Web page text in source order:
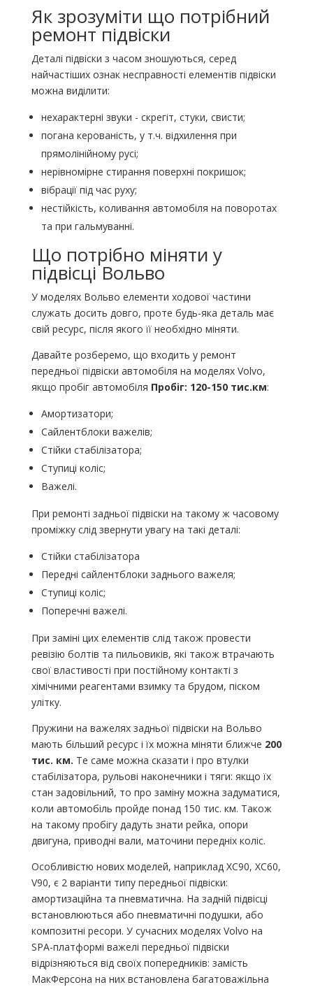
Як зрозуміти що потрібний
ремонт підвіски
Деталі підвіски з часом зношуються, серед
найчастіших ознак несправності елементів підвіски
можна виділити:
нехарактерні звуки - скрегіт, стуки, свисти;
погана керованість, у т.ч. відхилення при
прямолінійному русі;
нерівномірне стирання поверхні покришок;
вібрації під час руху;
нестійкість, коливання автомобіля на поворотах
та при гальмуванні.
Що потрібно міняти у
підвісці Вольво
У моделях Вольво елементи ходової частини
служать досить довго, проте будь-яка деталь має
свій ресурс, після якого її необхідно міняти.
Давайте розберемо, що входить у ремонт
передньої підвіски автомобіля на моделях Volvo,
якщо пробіг автомобіля Пробіг: 120-150 тис.км:
Амортизатори;
Сайлентблоки важелів;
Стійки стабілізатора;
Ступиці коліс;
Важелі.
При ремонті задньої підвіски на такому ж часовому
проміжку слід звернути увагу на такі деталі:
Стійки стабілізатора
Передні сайлентблоки заднього важеля;
Ступиці коліс;
Поперечні важелі.
При заміні цих елементів слід також провести
ревізію болтів та пильовиків, які також втрачають
свої властивості при постійному контакті з
хімічними реагентами взимку та брудом, піском
улітку.
Пружини на важелях задньої підвіски на Вольво
мають більший ресурс і їх можна міняти ближче 200
тис. км. Те саме можна сказати і про втулки
стабілізатора, рульові наконечники і тяги: якщо їх
стан задовільний, то про заміну можна задуматися,
коли автомобіль пройде понад 150 тис. км. Також
на такому пробігу дадуть знати рейка, опори
двигуна, приводні вали, маточини передніх коліс.
Особливістю нових моделей, наприклад XC90, XC60,
V90, є 2 варіанти типу передньої підвіски:
амортизаційна та пневматична. На задній підвісці
встановлюються або пневматичні подушки, або
композитні ресори. У сучасних моделях Volvo на
SPA-платформі важелі передньої підвіски
відрізняються від своїх попередників: замість
МакФерсона на них встановлена ​​багатоважільна